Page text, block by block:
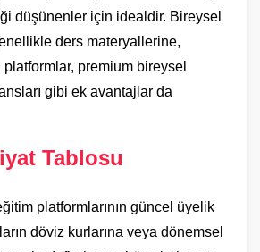
düşünenler için idealdir. Bireysel
ders materyallerine,
premium bireysel
gibi ek avantajlar da
Tablosu
platformlarının güncel üyelik
döviz kurlarına veya dönemsel